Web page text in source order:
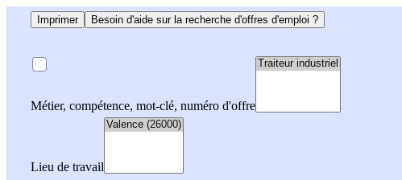
Imprimer Besoin d'aide sur la recherche d'offres d'emploi ?
Métier, compétence, mot-clé, numéro d'offre
Lieu de travail